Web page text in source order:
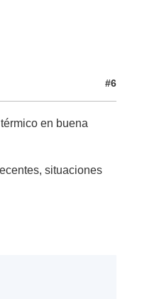
#6
en buena
situaciones